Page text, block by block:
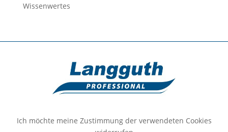
Wissenwertes
Ich möchte meine Zustimmung der verwendeten Cookies